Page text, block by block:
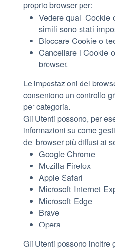
proprio browser per:
Vedere quali Cookie
simili sono stati
Bloccare Cookie o
Cancellare i Cookie
browser.
Le impostazioni del
consentono un controllo
per categoria.
Gli Utenti possono, per
informazioni su come
dei browser più diffusi ai
Google Chrome
Mozilla Firefox
Apple Safari
Microsoft Internet
Microsoft Edge
Brave
Opera
Gli Utenti possono inoltre